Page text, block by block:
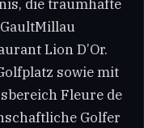
die traumhafte
Lion D’Or.
sowie mit
Fleure de
Golfer